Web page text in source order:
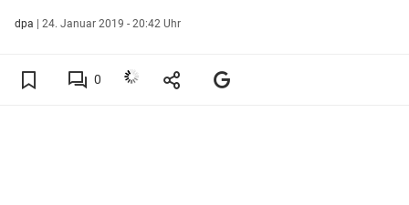
dpa | 24. Januar 2019 - 20:42 Uhr
0